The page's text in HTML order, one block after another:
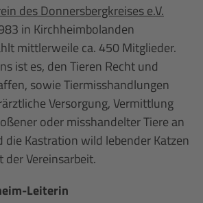
des Donnersbergkreises e.V.
in Kirchheimbolanden
mittlerweile ca. 450 Mitglieder.
ist es, den Tieren Recht und
sowie Tiermisshandlungen
Versorgung, Vermittlung
oder misshandelter Tiere an
die Kastration wild lebender Katzen
Vereinsarbeit.
Leiterin